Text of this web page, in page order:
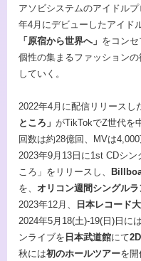
アソビシステムのアイドルプ
年4月にデビューしたアイド
「原宿から世界へ」 をコンセ
個性の集まるファッション
していく。
2022年4月に配信リリースし
ところ」 がTikTokでZ世代を
回数は約28億回、MVは4,000
2023年9月13日に1st CDシ
ころ」をリリースし、
を、 オリコン週間シングル
2023年12月、
日本レコード
2024年5月18(土)-19(日)日に
ンライブを 日本武道館にて
秋には初のホールツアーを